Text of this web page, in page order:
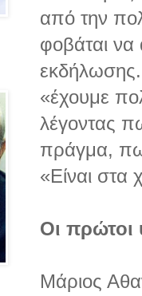
από την
φοβάται να
«έχουμε
λέγοντας
πράγμα,
«Είναι
Οι πρώτοι
Μάριος